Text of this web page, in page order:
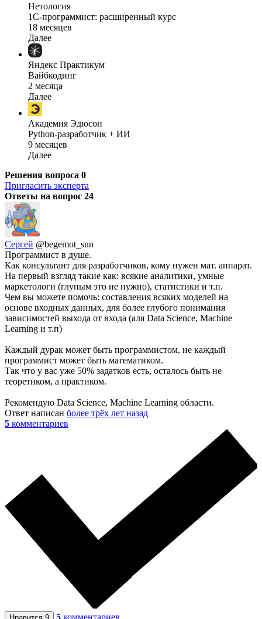
Нетология
1C-программист: расширенный курс
18 месяцев
Далее
Яндекс Практикум
Вайбкодинг
2 месяца
Далее
Академия Эдюсон
Python-разработчик + ИИ
9 месяцев
Далее
Решения вопроса 0
Пригласить эксперта
Ответы на вопрос 24
Сергей @begemot_sun
Программист в душе.
Как консультант для разработчиков, кому нужен мат. аппарат.
На первый взгляд такие как: всякие аналитики, умные
маркетологи (глупым это не нужно), статистики и т.п.
Чем вы можете помочь: составления всяких моделей на
основе входных данных, для более глубого понимания
зависимостей выхода от входа (аля Data Science, Machine
Learning и т.п)
Каждый дурак может быть программистом, не каждый
программист может быть математиком.
Так что у вас уже 50% задатков есть, осталось быть не
теоретиком, а практиком.
Рекомендую Data Science, Machine Learning области.
Ответ написан более трёх лет назад
5 комментариев